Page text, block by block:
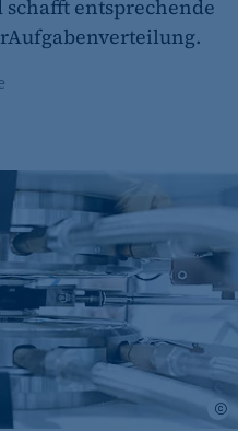
Name:
Cookie Laufzeit:
Cookie Consent
Name:
Zweck:
Cookie Laufzeit:
entsprechende
im Plus